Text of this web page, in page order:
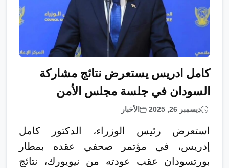
كامل ادريس يستعرض نتائج مشاركة
السودان في جلسة مجلس الأمن
ديسمبر 26, 2025 الأخبار
استعرض رئيس الوزراء، الدكتور كامل
إدريس، في مؤتمر صحفي عقده بمطار
بورتسودان عقب عودته من نيويورك، نتائج